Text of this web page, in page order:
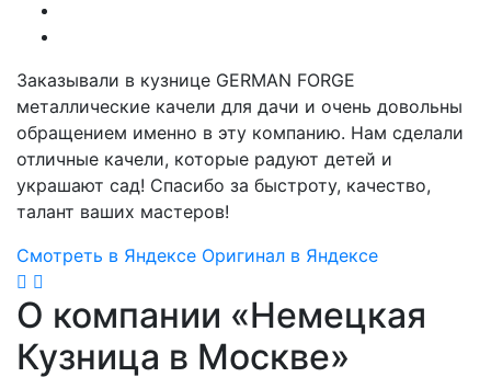
Заказывали в кузнице GERMAN FORGE
металлические качели для дачи и очень довольны
обращением именно в эту компанию. Нам сделали
отличные качели, которые радуют детей и
украшают сад! Спасибо за быстроту, качество,
талант ваших мастеров!
Смотреть в Яндексе Оригинал в Яндексе
О компании «Немецкая
Кузница в Москве»